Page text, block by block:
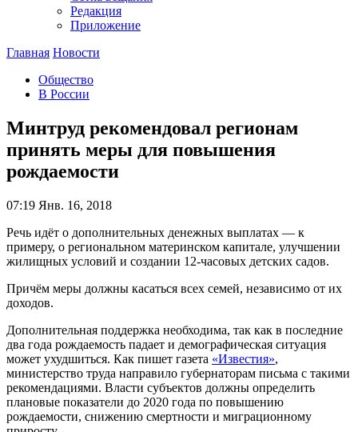
Редакция
Приложение
Главная Новости
Общество
В России
Минтруд рекомендовал регионам
принять меры для повышения
рождаемости
07:19 Янв. 16, 2018
Речь идёт о дополнительных денежных выплатах — к
примеру, о региональном материнском капитале, улучшении
жилищных условий и создании 12-часовых детских садов.
Причём меры должны касаться всех семей, независимо от их
доходов.
Дополнительная поддержка необходима, так как в последние
два года рождаемость падает и демографическая ситуация
может ухудшиться. Как пишет газета «Известия»,
министерство труда направило губернаторам письма с такими
рекомендациями. Власти субъектов должны определить
плановые показатели до 2020 года по повышению
рождаемости, снижению смертности и миграционному